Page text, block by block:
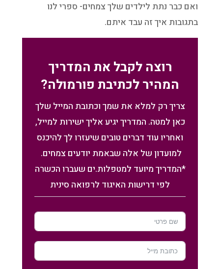
ואם כבר נתת לילדים שלך צמחים- ספרי לנו
בתגובות איך זה עבד איתם.
רוצה לקבל את המדריך
המהיר לכתיבת פורמולה?
צריך רק למלא את שמך וכתובת המייל שלך
כאן למטה. המדריך יגיע אליך ישירות למייל,
ואחריו עוד דברים טובים שיעזרו לך להיכנס
למועדון של אלה שבאמת יודעים צמחים.
*המדריך מיועד למטפלות.ים שעברו הכשרה
לפי דרישות האיגוד לרפואה סינית